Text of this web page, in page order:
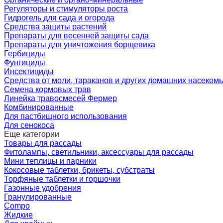
Регуляторы и стимуляторы роста
Гидрогель для сада и огорода
Средства защиты растений
Препараты для весенней защиты сада
Препараты для уничтожения борщевика
Гербициды
Фунгициды
Инсектициды
Средства от моли, тараканов и других домашних
Семена кормовых трав
Линейка травосмесей Фермер
Комбинированные
Для пастбищного использования
Для сенокоса
Еще категории
Товары для рассады
Фитолампы, светильники, аксессуары для рассады
Мини теплицы и парники
Кокосовые таблетки, брикеты, субстраты
Торфяные таблетки и горшочки
Газонные удобрения
Гранулированные
Compo
Жидкие